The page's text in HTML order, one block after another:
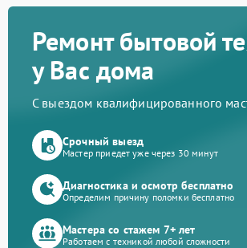
Ремонт бытовой
у Вас дома
С выездом квалифицированного
Срочный выезд
Мастер приедет уже через 30 минут
Диагностика и осмотр бесплатно
Определим причину поломки бесплатно
Мастера со стажем 7+ лет
Работаем с техникой любой сложности